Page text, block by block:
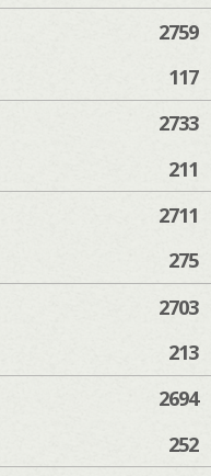
2759
117
2733
211
2711
275
2703
213
2694
252